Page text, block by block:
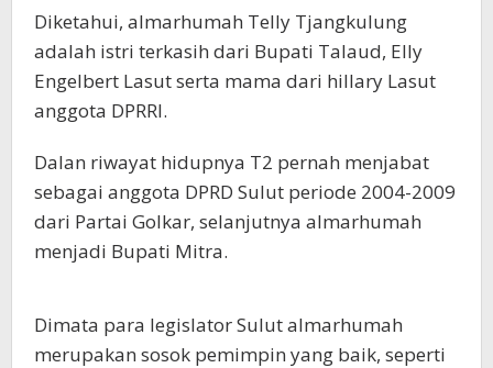
Diketahui, almarhumah Telly Tjangkulung
adalah istri terkasih dari Bupati Talaud, Elly
Engelbert Lasut serta mama dari hillary Lasut
anggota DPRRI.
Dalan riwayat hidupnya T2 pernah menjabat
sebagai anggota DPRD Sulut periode 2004-2009
dari Partai Golkar, selanjutnya almarhumah
menjadi Bupati Mitra.
Dimata para legislator Sulut almarhumah
merupakan sosok pemimpin yang baik, seperti